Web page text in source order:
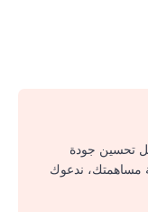
تحسين جودة
مساهمتك، ندعوك